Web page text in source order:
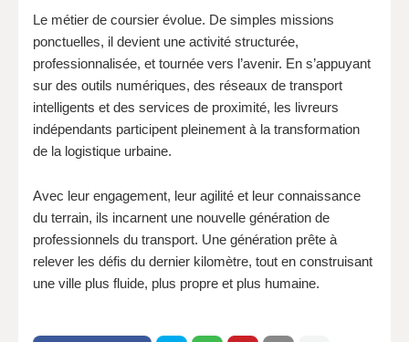
Le métier de coursier évolue. De simples missions
ponctuelles, il devient une activité structurée,
professionnalisée, et tournée vers l’avenir. En s’appuyant
sur des outils numériques, des réseaux de transport
intelligents et des services de proximité, les livreurs
indépendants participent pleinement à la transformation
de la logistique urbaine.
Avec leur engagement, leur agilité et leur connaissance
du terrain, ils incarnent une nouvelle génération de
professionnels du transport. Une génération prête à
relever les défis du dernier kilomètre, tout en construisant
une ville plus fluide, plus propre et plus humaine.